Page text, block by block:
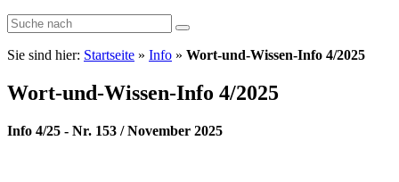
Sie sind hier: Startseite » Info » Wort-und-Wissen-Info 4/2025
Wort-und-Wissen-Info 4/2025
Info 4/25 - Nr. 153 / November 2025